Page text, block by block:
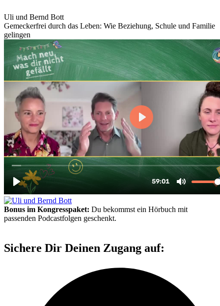
Uli und Bernd Bott
Gemeckerfrei durch das Leben: Wie Beziehung, Schule und Familie
gelingen
Bonus im Kongresspaket: Du bekommst ein Hörbuch mit
passenden Podcastfolgen geschenkt.
Sichere Dir Deinen Zugang auf: